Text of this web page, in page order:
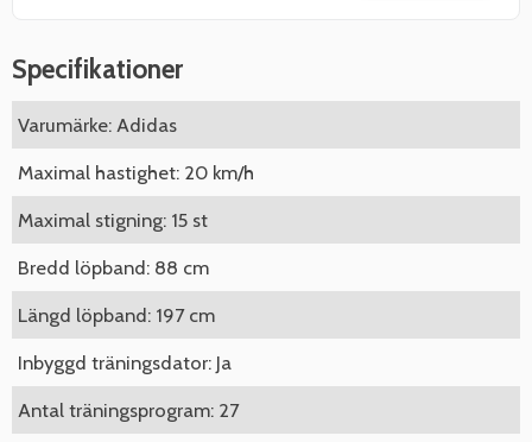
Specifikationer
Varumärke: Adidas
Maximal hastighet: 20 km/h
Maximal stigning: 15 st
Bredd löpband: 88 cm
Längd löpband: 197 cm
Inbyggd träningsdator: Ja
Antal träningsprogram: 27